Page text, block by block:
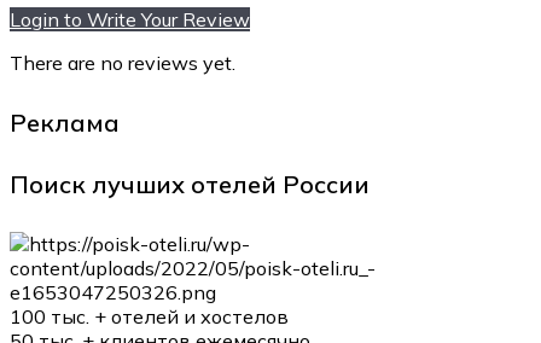
Login to Write Your Review
There are no reviews yet.
Реклама
Поиск лучших отелей России
100 тыс. + отелей и хостелов